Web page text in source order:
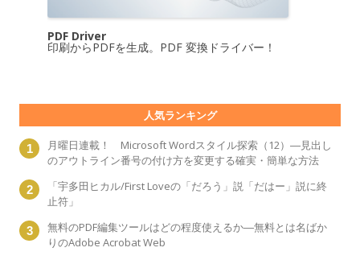
PDF Driver
印刷からPDFを生成。PDF 変換ドライバー！
人気ランキング
月曜日連載！ Microsoft Wordスタイル探索（12）―見出し
のアウトライン番号の付け方を変更する確実・簡単な方法
「宇多田ヒカル/First Loveの「だろう」説「だはー」説に終
止符」
無料のPDF編集ツールはどの程度使えるか―無料とは名ばか
りのAdobe Acrobat Web